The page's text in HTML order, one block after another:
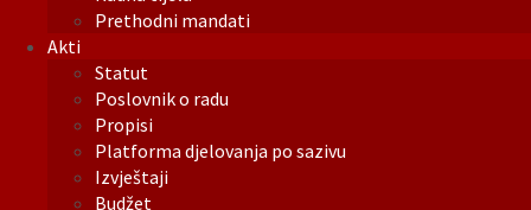
Prethodni mandati
Akti
Statut
Poslovnik o radu
Propisi
Platforma djelovanja po sazivu
Izvještaji
Budžet